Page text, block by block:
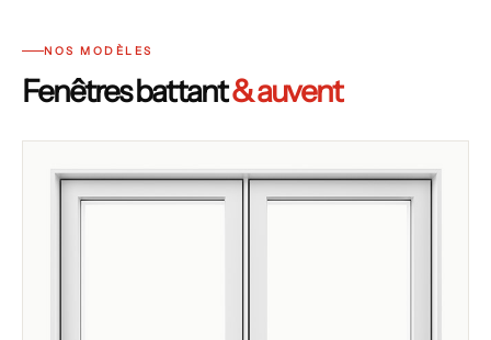
NOS MODÈLES
Fenêtres battant& auvent